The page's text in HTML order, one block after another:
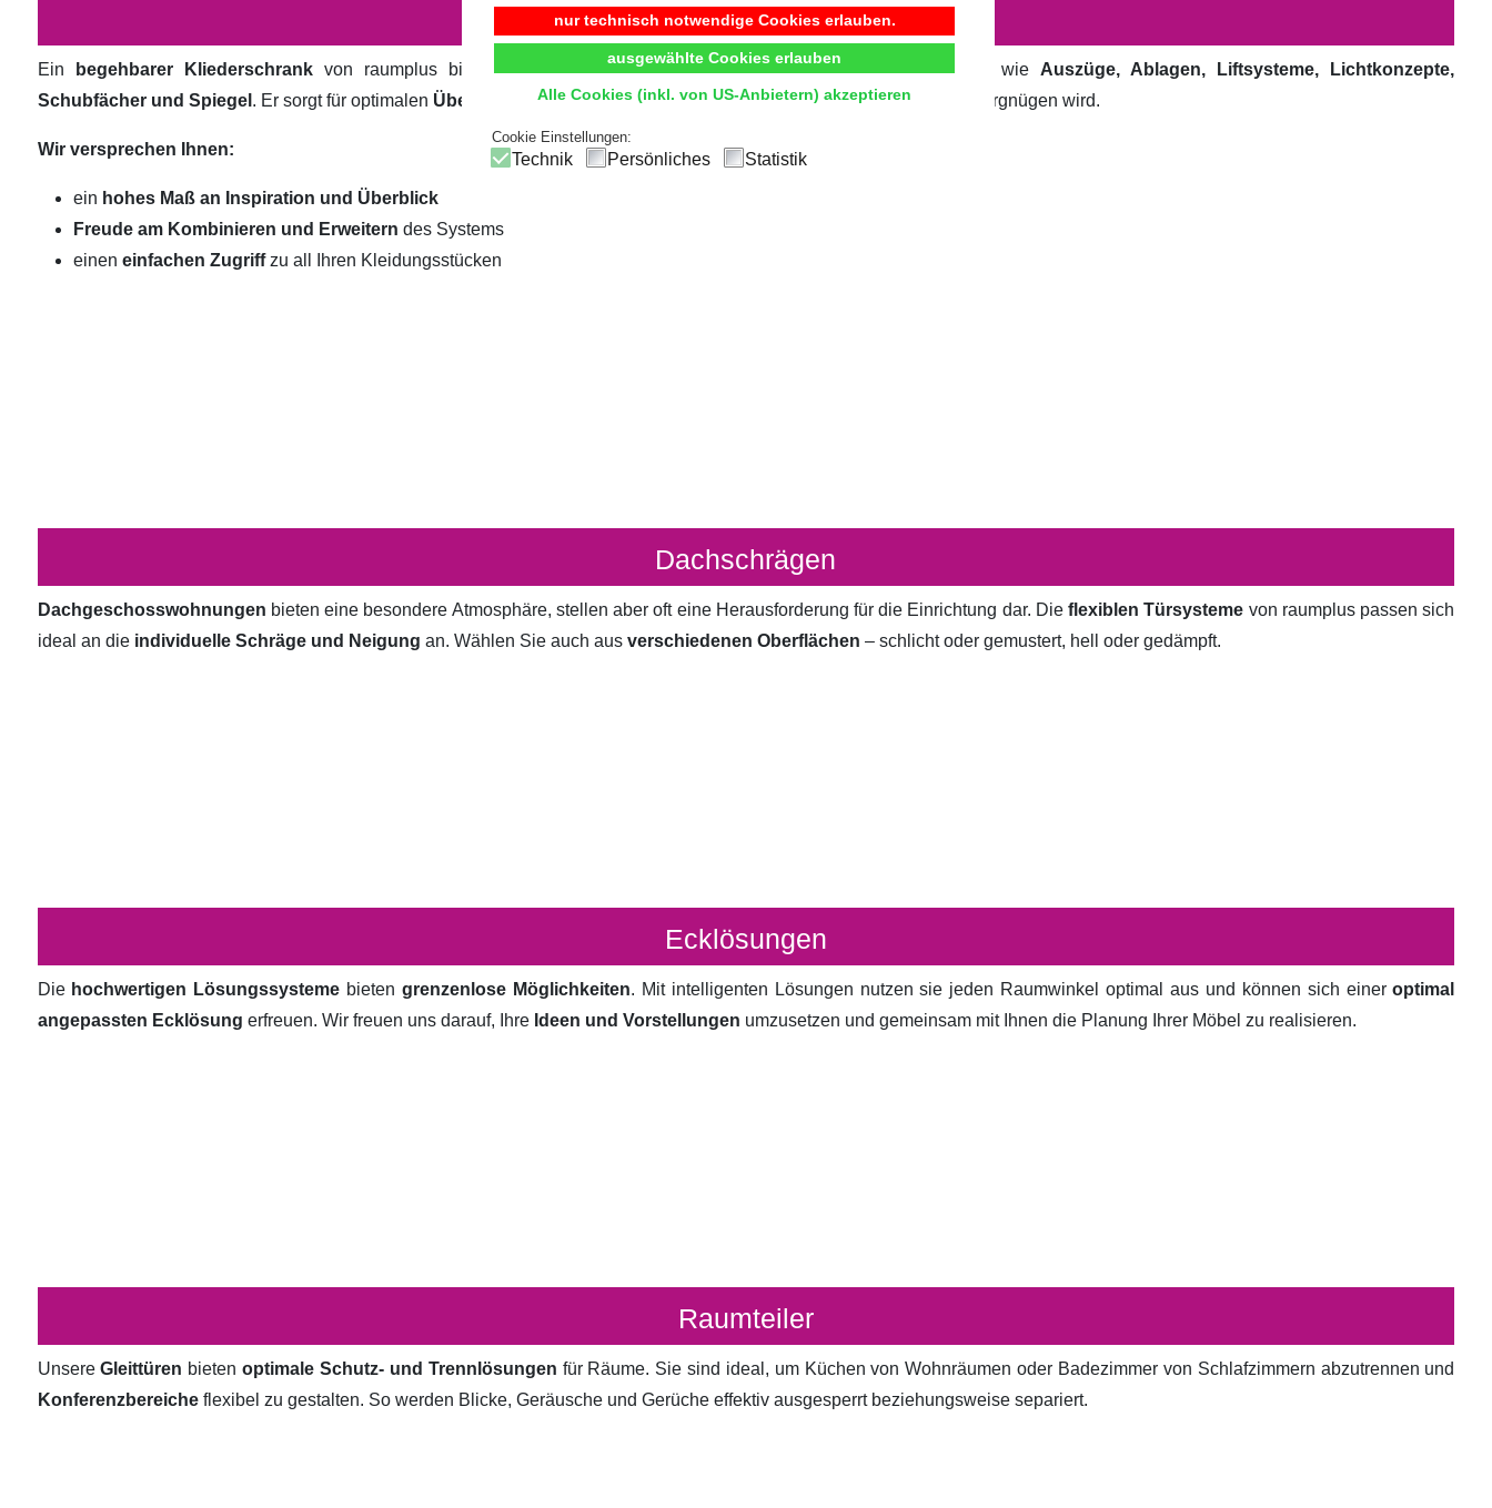
nur technisch notwendige Cookies erlauben.
ausgewählte Cookies erlauben
Alle Cookies (inkl. von US-Anbietern) akzeptieren
Cookie Einstellungen:
Technik Persönliches Statistik
Begehbarer Kleiderschrank
Ein begehbarer Kliederschrank von raumplus bietetKomfortundÜbersichtdurch hochwertige Innensysteme wie Auszüge, Ablagen, Liftsysteme, Lichtkonzepte,
Schubfächer und Spiegel . Er sorgt für optimalen Überblick und einfachen Zugriff, sodass die tägliche Outfitwahl zum Vergnügen wird.
Wir versprechen Ihnen:
ein hohes Maß an Inspiration und Überblick
Freude am Kombinieren und Erweitern des Systems
einen einfachen Zugriffzu all Ihren Kleidungsstücken
Dachschrägen
Dachgeschosswohnungen bieten eine besondere Atmosphäre, stellen aber oft eine Herausforderung für die Einrichtung dar. Dieflexiblen Türsysteme von raumplus passen sich
ideal an die individuelle Schräge und Neigung an. Wählen Sie auch aus verschiedenen Oberflächen – schlicht oder gemustert, hell oder gedämpft.
Ecklösungen
Die hochwertigen Lösungssysteme bietengrenzenlose Möglichkeiten. Mit intelligenten Lösungen nutzen sie jeden Raumwinkel optimal aus und können sich eineroptimal
angepassten Ecklösung erfreuen. Wir freuen uns darauf, Ihre Ideen und Vorstellungen umzusetzen und gemeinsam mit Ihnen die Planung Ihrer Möbel zu realisieren.
Raumteiler
UnsereGleittüren bietenoptimale Schutz- und Trennlösungen für Räume. Sie sind ideal, um Küchen von Wohnräumen oder Badezimmer von Schlafzimmern abzutrennen und
Konferenzbereiche flexibel zu gestalten. So werden Blicke, Geräusche und Gerüche effektiv ausgesperrt beziehungsweise separiert.